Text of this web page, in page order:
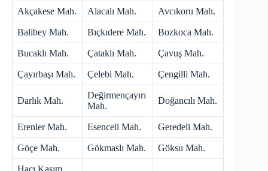
Akçakese Mah. Alacalı Mah. Avcıkoru Mah.
Balibey Mah. Bıçkıdere Mah. Bozkoca Mah.
Bucaklı Mah. Çataklı Mah. Çavuş Mah.
Çayırbaşı Mah. Çelebi Mah. Çengilli Mah.
Darlık Mah.
Değirmençayırı
Mah.
Doğancılı Mah.
Erenler Mah. Esenceli Mah. Geredeli Mah.
Göçe Mah. Gökmaslı Mah. Göksu Mah.
Hacı Kasım